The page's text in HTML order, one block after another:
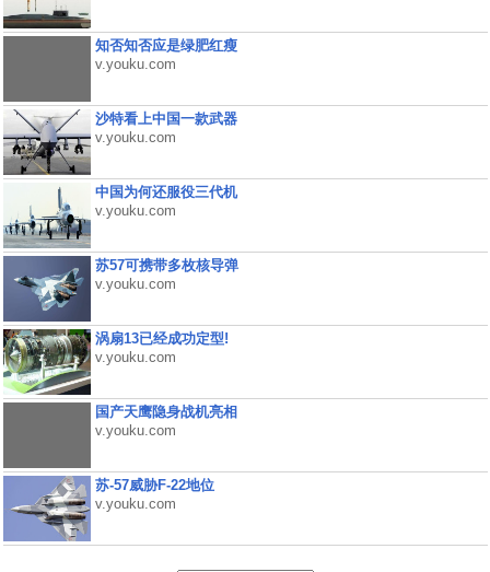
知否知否应是绿肥红瘦
v.youku.com
沙特看上中国一款武器
v.youku.com
中国为何还服役三代机
v.youku.com
苏57可携带多枚核导弹
v.youku.com
涡扇13已经成功定型!
v.youku.com
国产天鹰隐身战机亮相
v.youku.com
苏-57威胁F-22地位
v.youku.com